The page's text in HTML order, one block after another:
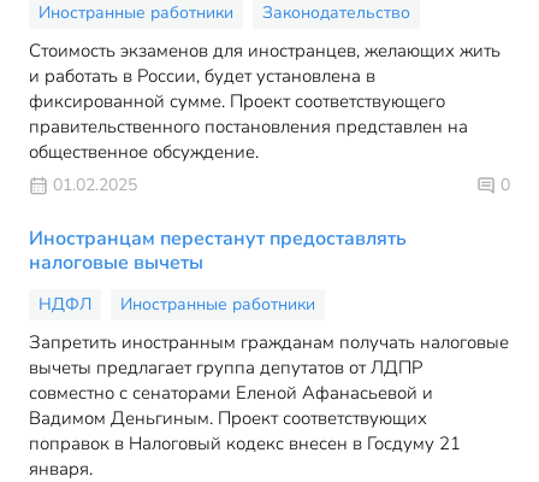
Иностранные работники Законодательство
Стоимость экзаменов для иностранцев, желающих жить
и работать в России, будет установлена в
фиксированной сумме. Проект соответствующего
правительственного постановления представлен на
общественное обсуждение.
01.02.2025 0
Иностранцам перестанут предоставлять
налоговые вычеты
НДФЛ Иностранные работники
Запретить иностранным гражданам получать налоговые
вычеты предлагает группа депутатов от ЛДПР
совместно с сенаторами Еленой Афанасьевой и
Вадимом Деньгиным. Проект соответствующих
поправок в Налоговый кодекс внесен в Госдуму 21
января.